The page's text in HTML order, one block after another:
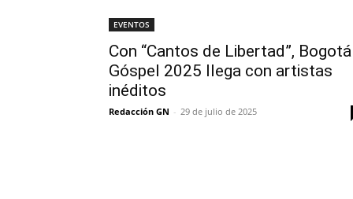
EVENTOS
Con “Cantos de Libertad”, Bogotá
Góspel 2025 llega con artistas
inéditos
Redacción GN - 29 de julio de 2025